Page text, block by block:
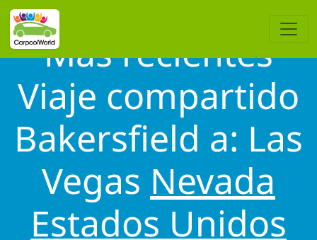
Más recientes
Viaje compartido
Bakersfield a: Las
Vegas Nevada
Estados Unidos